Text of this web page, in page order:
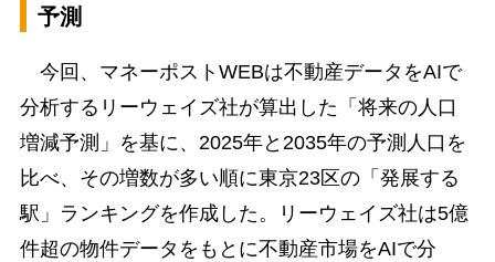
予測
今回、マネーポストWEBは不動産データをAIで
分析するリーウェイズ社が算出した「将来の人口
増減予測」を基に、2025年と2035年の予測人口を
比べ、その増数が多い順に東京23区の「発展する
駅」ランキングを作成した。リーウェイズ社は5億
件超の物件データをもとに不動産市場をAIで分